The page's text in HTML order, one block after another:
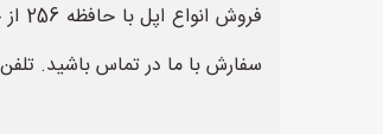
سفارش با ما در تماس باشید.